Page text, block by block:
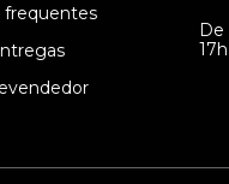
frequentes
De